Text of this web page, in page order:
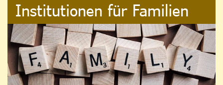
Institutionen für Familien